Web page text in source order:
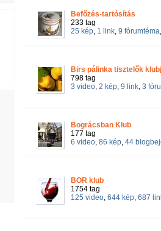
Befőzés-tartósítás
233 tag
25 kép, 1 link, 9 fórumtéma
Birs pálinka tisztelők
798 tag
3 video, 2 kép, 9 link, 3
Bográcsban Klub
177 tag
6 video, 86 kép, 44
BOR klub
1754 tag
125 video, 644 kép, 687